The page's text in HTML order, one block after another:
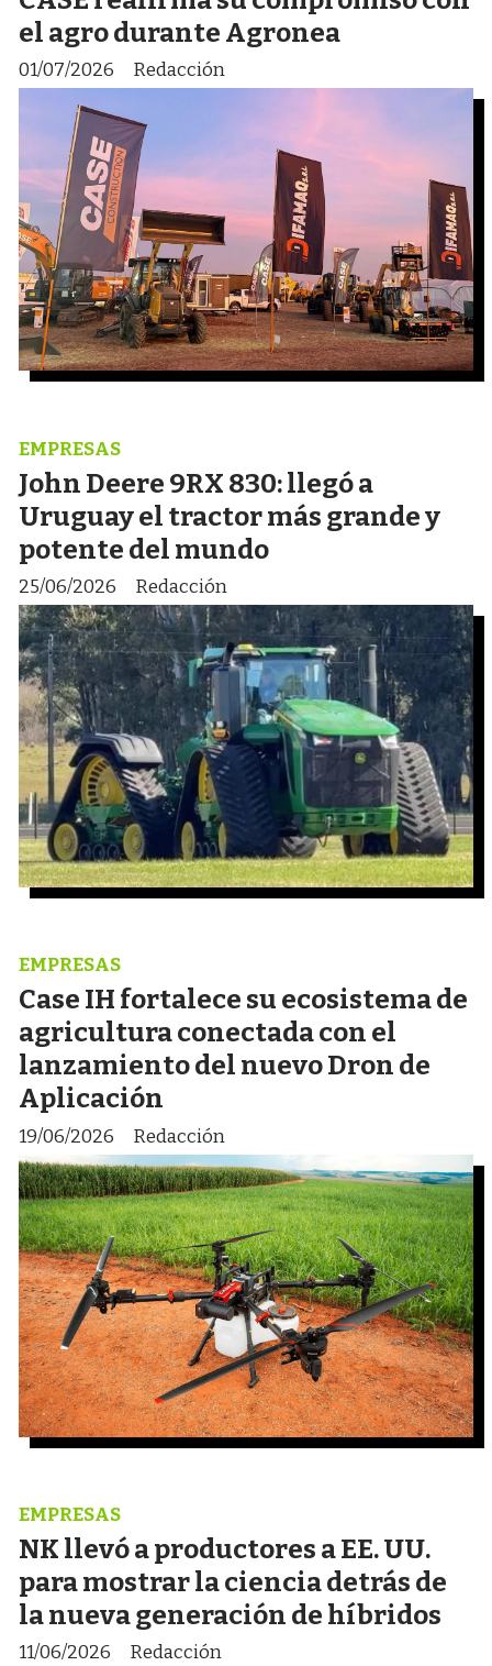
el agro durante Agronea
Redacción
01/07/2026
John Deere 9RX 830: llegó a
Uruguay el tractor más grande y
potente del mundo
Redacción
EMPRESAS
25/06/2026
Case IH fortalece su ecosistema de
agricultura conectada con el
lanzamiento del nuevo Dron de
Aplicación
Redacción
EMPRESAS
19/06/2026
NK llevó a productores a EE. UU.
para mostrar la ciencia detrás de
la nueva generación de híbridos
Redacción
EMPRESAS
11/06/2026